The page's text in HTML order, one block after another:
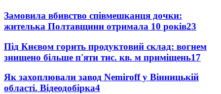
Замовила вбивство співмешканця дочки:
жителька Полтавщини отримала 10 років23
Під Києвом горить продуктовий склад: вогнем
знищено більше п'яти тис. кв. м приміщень17
Як захоплювали завод Nemiroff у Вінницькій
області. Відеодобірка4